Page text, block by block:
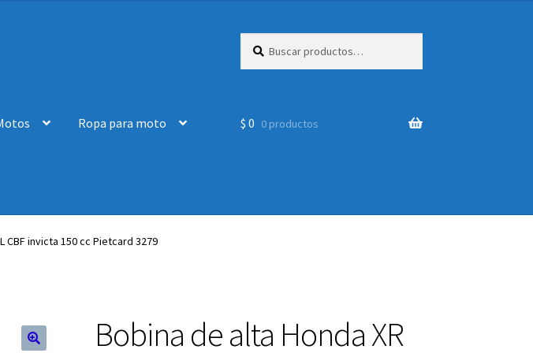
por:
Ropa para moto $ 0 0 productos
CBF invicta 150 cc Pietcard 3279
Bobina de alta Honda XR